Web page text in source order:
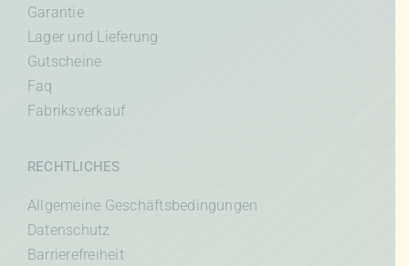
Garantie
Lager und Lieferung
Gutscheine
Faq
Fabriksverkauf
RECHTLICHES
Allgemeine Geschäftsbedingungen
Datenschutz
Barrierefreiheit